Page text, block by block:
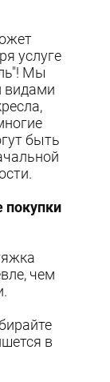
услуге
Мы
видами
быть
чем
в